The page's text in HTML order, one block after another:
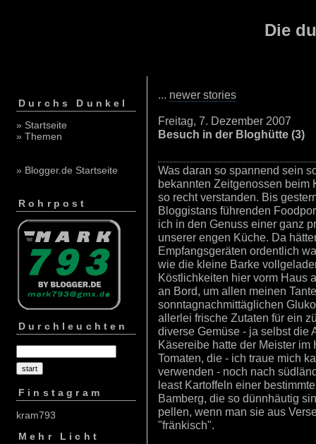
Die
Durchs Dunkel
» Startseite
» Themen
» Blogger.de Startseite
Rohrpost
Durchleuchten
Finstagram
kram793
Mehr Licht
... newer stories
Freitag, 7. Dezember 2007
Besuch in der Bloghütte (3)
Was daran so spannend sein
bekannten Zeitgenossen beim
so recht verstanden. Bis
Bloggistans führenden
ich in den Genuss einer ganz
unserer engen Küche. Da
Empfangsgeräten ordentlich
wie die kleine Barke
Köstlichkeiten hier vorm Haus
an Bord, um allen meinen
sonntagnachmittäglichen
allerlei frische Zutaten für ein
diverse Gemüse - ja selbst die
Käsereibe hatte der Meister
Tomaten, die - ich traue mich
verwenden - noch nach
least Kartoffeln einer
Bamberg, die so dünnhäutig
pellen, wenn man sie aus
"fränkisch".